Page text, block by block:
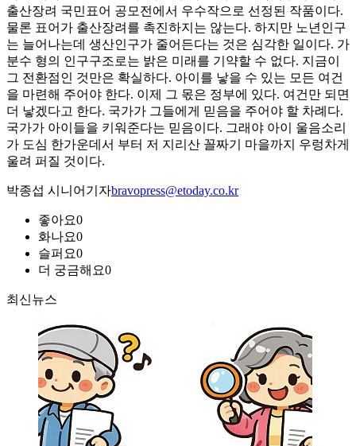
출산장려 국민표어 공모전에서 우수작으로 선정된 작품이다.
물론 표어가 출산장려를 촉진하지는 않는다. 하지만 노년인구
는 늘어나는데 생산인구가 줄어든다는 것은 심각한 일이다. 가
분수 형의 인구구조로는 밝은 미래를 기약할 수 없다. 지금이
그 전환점인 것만은 확실하다. 아이를 낳을 수 있는 모든 여건
을 마련해 주어야 한다. 이제 그 몫은 정부에 있다. 여건만 되면
더 낳겠다고 한다. 국가가 그들에게 믿음을 주어야 할 차례다.
국가가 아이들을 키워준다는 믿음이다. 그래야 아이 울음소리
가 도심 한가운데서 부터 저 지리산 꼴짜기 마을까지 우렁차게
울려 퍼질 것이다.
박종섭 시니어기자bravopress@etoday.co.kr
좋아요0
화나요0
슬퍼요0
더 궁금해요0
최신뉴스